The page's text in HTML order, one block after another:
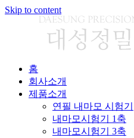
Skip to content
홈
회사소개
제품소개
연필 내마모 시험기
내마모시험기 1축
내마모시험기 3축